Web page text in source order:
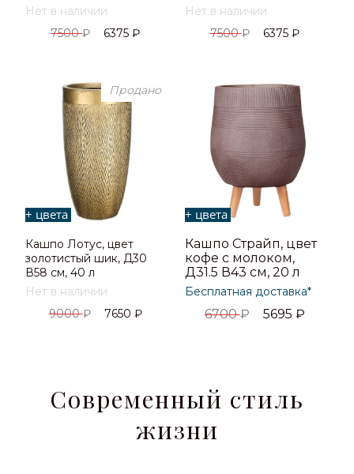
Нет в наличии
7500₽ 6375₽
Нет в наличии
7500₽ 6375 ₽
+ цвета
Продано
Кашпо Лотус, цвет
золотистый шик, Д30
В58 см, 40 л
Нет в наличии
9000₽ 7650 ₽
+ цвета
Кашпо Страйп, цвет
кофе с молоком,
Д31.5 В43 см, 20 л
Бесплатная доставка*
6700₽ 5695 ₽
Современный стиль
жизни